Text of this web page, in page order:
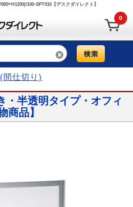
100-SPT010【デスクダイレクト】
0
間仕切り)
・半透明タイプ・オフィ
商品】